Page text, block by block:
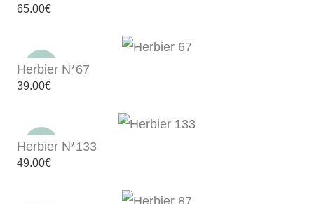
65.00€
Herbier N*67
39.00€
Herbier N*133
49.00€